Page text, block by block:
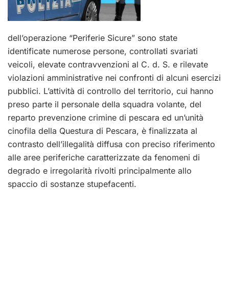
dell’operazione “Periferie Sicure” sono state
identificate numerose persone, controllati svariati
veicoli, elevate contravvenzioni al C. d. S. e rilevate
violazioni amministrative nei confronti di alcuni esercizi
pubblici. L’attività di controllo del territorio, cui hanno
preso parte il personale della squadra volante, del
reparto prevenzione crimine di pescara ed un’unità
cinofila della Questura di Pescara, è finalizzata al
contrasto dell’illegalità diffusa con preciso riferimento
alle aree periferiche caratterizzate da fenomeni di
degrado e irregolarità rivolti principalmente allo
spaccio di sostanze stupefacenti.